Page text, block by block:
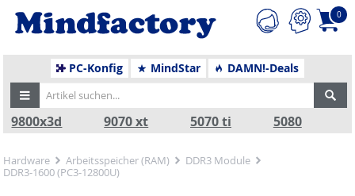
0
PC-Konfig MindStar DAMN!-Deals
9800x3d 9070 xt 5070 ti 5080
Hardware Arbeitsspeicher (RAM)
DDR3 Module
DDR3-1600 (PC3-12800U)